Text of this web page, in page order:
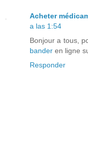
Acheter
a las 1:54
Bonjour a tous,
bander en ligne
Responder